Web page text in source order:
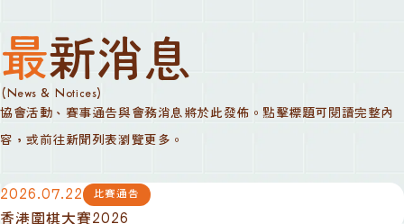
最新消息
(News & Notices)
協會活動、賽事通告與會務消息將於此發佈。點擊標題可閱讀完整內
容，或前往新聞列表瀏覽更多。
2026.07.22 比賽通告
香港圍棋大賽2026